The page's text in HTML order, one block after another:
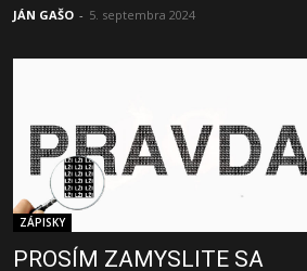
JÁN GAŠO - 5. septembra 2024
ZÁPISKY
PROSÍM ZAMYSLITE SA